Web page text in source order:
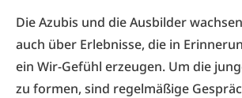
Die Azubis und die Ausbilder
auch über Erlebnisse, die in
ein Wir-Gefühl erzeugen. Um die
zu formen, sind regelmäßige